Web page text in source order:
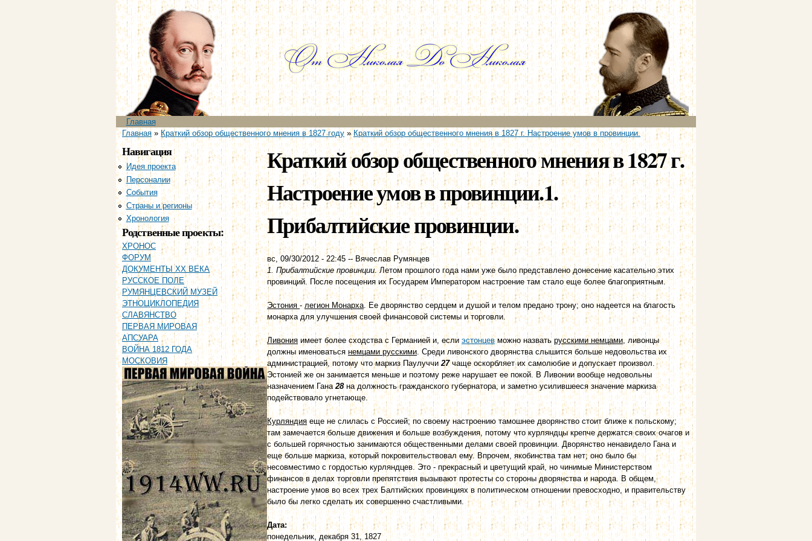
Перейти к
основному
содержанию
Главное меню
Главная
Вы здесь
Главная» Краткий обзор общественного мнения в 1827 году »Краткий обзор общественного мнения в 1827 г. Настроение умов в провинции.
Навигация
Идея проекта
Персоналии
События
Страны и регионы
Хронология
Родственные проекты:
ХРОНОС
ФОРУМ
ДОКУМЕНТЫ XX ВЕКА
РУССКОЕ ПОЛЕ
РУМЯНЦЕВСКИЙ МУЗЕЙ
ЭТНОЦИКЛОПЕДИЯ
СЛАВЯНСТВО
ПЕРВАЯ МИРОВАЯ
АПСУАРА
ВОЙНА 1812 ГОДА
МОСКОВИЯ
Краткий обзор общественного мнения в 1827 г.
Настроение умов в провинции.1.
Прибалтийские провинции.
вс, 09/30/2012 - 22:45 -- Вячеслав Румянцев
1. Прибалтийские провинции. Летом прошлого года нами уже было представлено донесение касательно этих
провинций. После посещения их Государем Императором настроение там стало еще более благоприятным.
Эстония-легион Монарха. Ее дворянство сердцем и душой и телом предано трону; оно надеется на благость
монарха для улучшения своей финансовой системы и торговли.
Ливония имеет более сходства с Германией и, если эстонцевможно назватьрусскими немцами, ливонцы
должны именоваться немцами русскими . Среди ливонского дворянства слышится больше недовольства их
администрацией, потому что маркиз Паулуччи 27чаще оскорбляет их самолюбие и допускает произвол.
Эстонией же он занимается меньше и поэтому реже нарушает ее покой. В Ливонии вообще недовольны
назначением Гана28на должность гражданского губернатора, и заметно усилившееся значение маркиза
подействовало угнетающе.
Курляндия еще не слилась с Россией; по своему настроению тамошнее дворянство стоит ближе к польскому;
там замечается больше движения и больше возбуждения, потому что курляндцы крепче держатся своих очагов и
с большей горячностью занимаются общественными делами своей провинции. Дворянство ненавидело Гана и
еще больше маркиза, который покровительствовал ему. Впрочем, якобинства там нет; оно было бы
несовместимо с гордостью курляндцев. Это - прекрасный и цветущий край, но чинимые Министерством
финансов в делах торговли препятствия вызывают протесты со стороны дворянства и народа. В общем,
настроение умов во всех трех Балтийских провинциях в политическом отношении превосходно, и правительству
было бы легко сделать их совершенно счастливыми.
Дата:
понедельник, декабря 31, 1827